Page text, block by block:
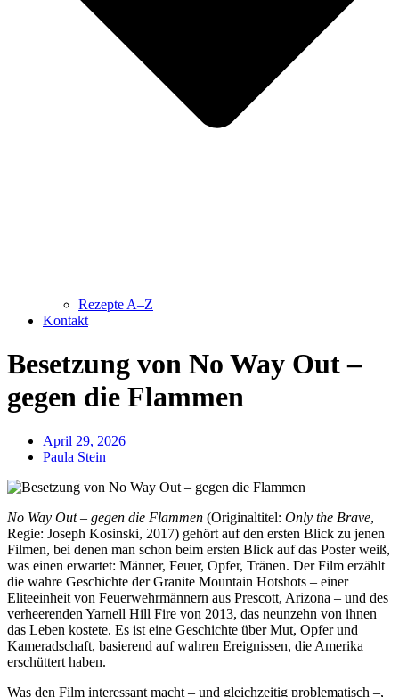
Rezepte A–Z
Kontakt
Besetzung von No Way Out –
gegen die Flammen
April 29, 2026
Paula Stein
No Way Out – gegen die Flammen (Originaltitel: Only the Brave,
Regie: Joseph Kosinski, 2017) gehört auf den ersten Blick zu jenen
Filmen, bei denen man schon beim ersten Blick auf das Poster weiß,
was einen erwartet: Männer, Feuer, Opfer, Tränen. Der Film erzählt
die wahre Geschichte der Granite Mountain Hotshots – einer
Eliteeinheit von Feuerwehrmännern aus Prescott, Arizona – und des
verheerenden Yarnell Hill Fire von 2013, das neunzehn von ihnen
das Leben kostete. Es ist eine Geschichte über Mut, Opfer und
Kameradschaft, basierend auf wahren Ereignissen, die Amerika
erschüttert haben.
Was den Film interessant macht – und gleichzeitig problematisch –,